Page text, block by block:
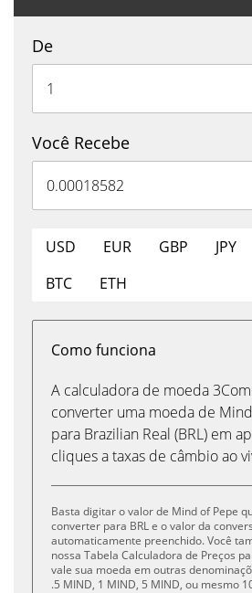
De
Você Recebe
USD EUR GBP JPY
BTC
ETH
Como funciona
A calculadora de moeda
converter uma moeda de
para Brazilian Real (BRL) em
cliques a taxas de câmbio ao
Basta digitar o valor de Mind of Pepe
converter para BRL e o valor da
automaticamente preenchido. Você
nossa Tabela Calculadora de Preços
vale sua moeda em outras
.5 MIND, 1 MIND, 5 MIND, ou mesmo